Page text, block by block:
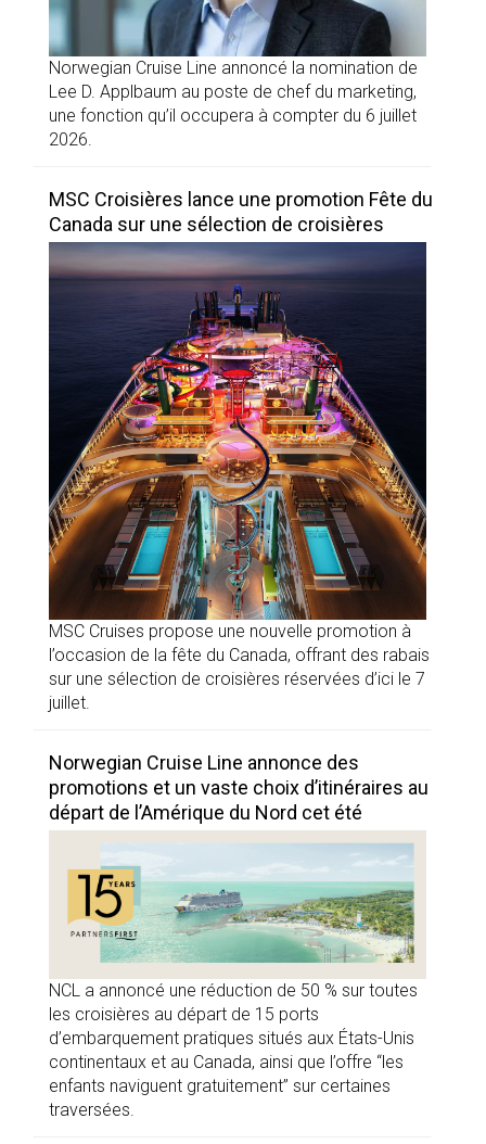
Norwegian Cruise Line annoncé la nomination de
Lee D. Applbaum au poste de chef du marketing,
une fonction qu’il occupera à compter du 6 juillet
2026.
MSC Croisières lance une promotion Fête du
Canada sur une sélection de croisières
MSC Cruises propose une nouvelle promotion à
l’occasion de la fête du Canada, offrant des rabais
sur une sélection de croisières réservées d’ici le 7
juillet.
Norwegian Cruise Line annonce des
promotions et un vaste choix d’itinéraires au
départ de l’Amérique du Nord cet été
NCL a annoncé une réduction de 50 % sur toutes
les croisières au départ de 15 ports
d’embarquement pratiques situés aux États-Unis
continentaux et au Canada, ainsi que l’offre “les
enfants naviguent gratuitement” sur certaines
traversées.